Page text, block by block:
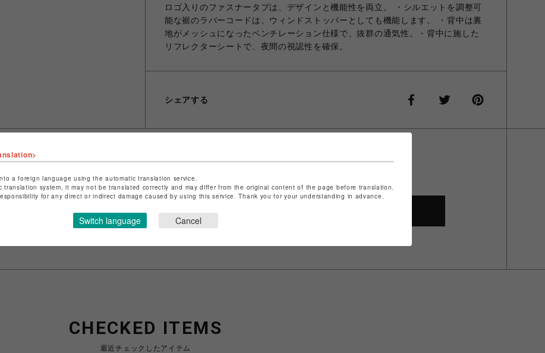
ロゴ入りのファスナータブは、デザインと機能性を両立。 ・シルエットを調整可
能な裾のラバーコードは、ウィンドストッパーとしても機能します。 ・背中は裏
地がメッシュになったベンチレーション仕様で、抜群の通気性。・背中に施した
リフレクターシートで、夜間の視認性を確保。
シェアする
ショップ名
ビーバー
店舗名
池袋PARCO
特定商取引法など法令に基づく表記は
こちら
CHECKED ITEMS
最近チェックしたアイテム
a foreign language using the automatic translation service.
translation system, it may not be translated correctly and may differ from the original content of the page before translation.
for any direct or indirect damage caused by using this service. Thank you for your understanding in advance.
Switch language Cancel